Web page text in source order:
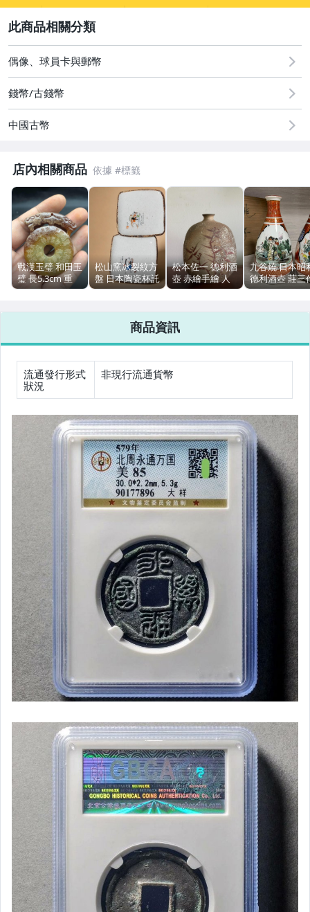
圖書/影音/文具
古董、藝術與礦石
玩具、模型與公仔
男性精品與服飾
女裝與服飾配件
手錶與飾品配件
相機、攝影與周邊
運動、戶外與休閒
偶像、球員卡與郵幣
錢幣/古錢幣
中國古幣
店內相關商品
戰漢玉璧 和田玉
璧 長5.3cm 重
31g
松山窯冰裂紋方
盤 日本陶瓷杯託
甜品碟 五畫片帶
松本佐一 德利酒
壺 赤繪手繪 人
間國寶 早期作品
九谷燒 日本昭
德利酒壺 莊三
人物花卉 手繪
商品資訊
流通發行形式
狀況
非現行流通貨幣